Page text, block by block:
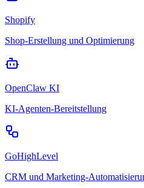
Shopify
Shop-Erstellung und Optimierung
OpenClaw KI
KI-Agenten-Bereitstellung
GoHighLevel
CRM und Marketing-